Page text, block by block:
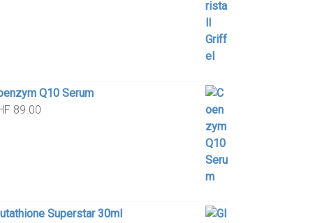
Q10 Serum
89.00
Superstar 30ml